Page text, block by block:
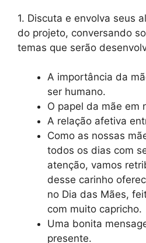
1. Discuta e envolva seus
do projeto, conversando
temas que serão
A importância da
ser humano.
O papel da mãe em
A relação afetiva
Como as nossas
todos os dias com
atenção, vamos
desse carinho
no Dia das Mães,
com muito capricho.
Uma bonita
presente.